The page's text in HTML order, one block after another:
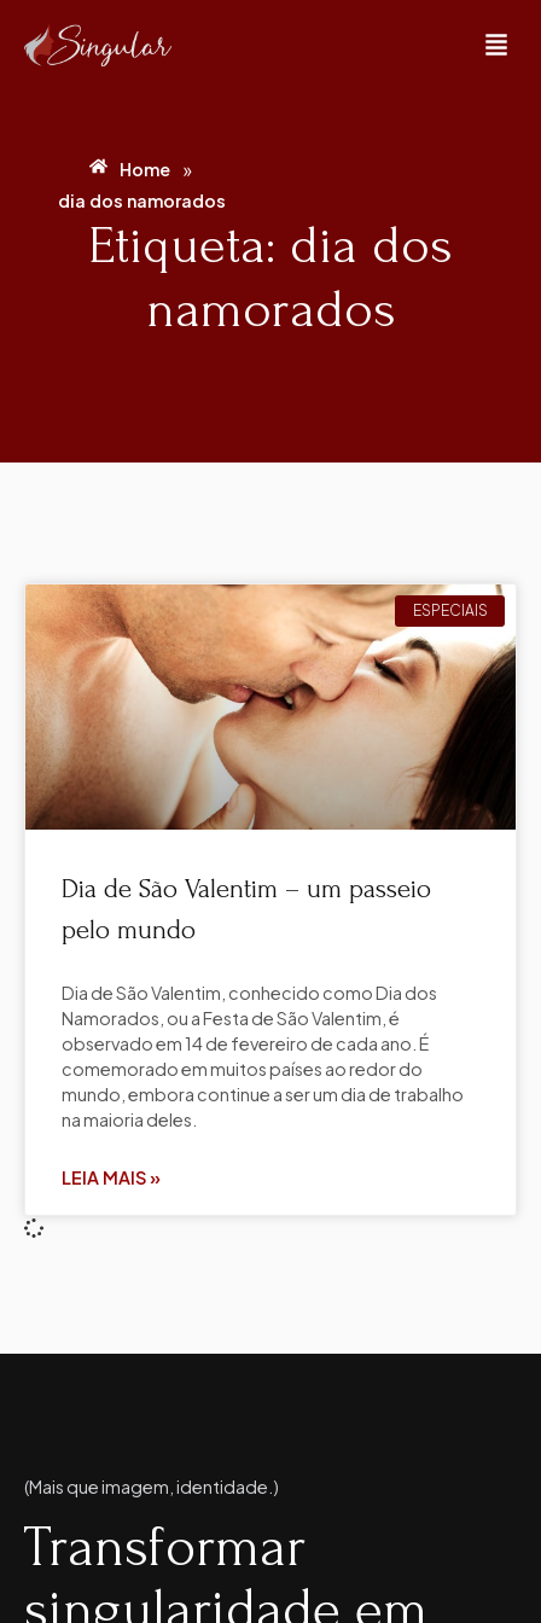
Home »
dia dos namorados
Etiqueta: dia dos
namorados
ESPECIAIS
Dia de São Valentim – um passeio
pelo mundo
Dia de São Valentim, conhecido como Dia dos
Namorados, ou a Festa de São Valentim, é
observado em 14 de fevereiro de cada ano. É
comemorado em muitos países ao redor do
mundo, embora continue a ser um dia de trabalho
na maioria deles.
LEIA MAIS »
(Mais que imagem, identidade.)
Transformar